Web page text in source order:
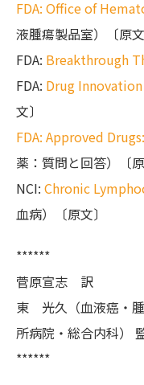
FDA: Office of
液腫瘍製品室）〔原文
FDA: Breakthrough
FDA: Drug Innovation
文〕
FDA: Approved
薬：質問と回答）〔原
NCI: Chronic
血病）〔原文〕
******
菅原宣志 訳
東 光久（血液癌・
所病院・総合内科）
******